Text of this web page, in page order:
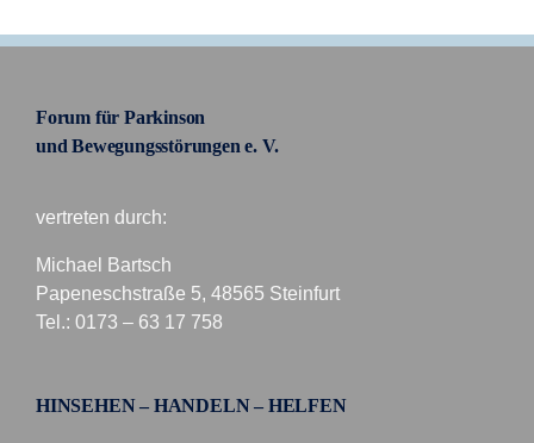
Forum für Parkinson
und Bewegungsstörungen e. V.
vertreten durch:
Michael Bartsch
Papeneschstraße 5, 48565 Steinfurt
Tel.: 0173 – 63 17 758
HINSEHEN – HANDELN – HELFEN